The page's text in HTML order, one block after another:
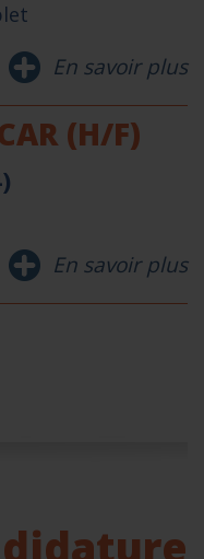
En savoir plus
(H/F)
En savoir plus